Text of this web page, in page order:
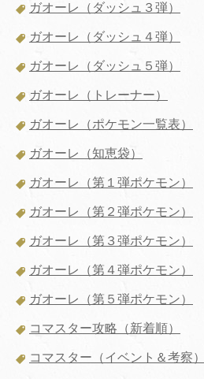
ガオーレ（ダッシュ３弾）
ガオーレ（ダッシュ４弾）
ガオーレ（ダッシュ５弾）
ガオーレ（トレーナー）
ガオーレ（ポケモン一覧表）
ガオーレ（知恵袋）
ガオーレ（第１弾ポケモン）
ガオーレ（第２弾ポケモン）
ガオーレ（第３弾ポケモン）
ガオーレ（第４弾ポケモン）
ガオーレ（第５弾ポケモン）
コマスター攻略（新着順）
コマスター（イベント＆考察）